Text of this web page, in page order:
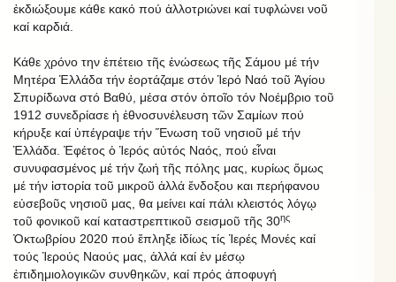
ἐκδιώξουμε κάθε κακό πού ἀλλοτριώνει καί τυφλώνει νοῦ
καί καρδιά.
Κάθε χρόνο την ἐπέτειο τῆς ἑνώσεως τῆς Σάμου μέ τήν
Μητέρα Ἑλλάδα τήν ἑορτάζαμε στόν Ἱερό Ναό τοῦ Ἁγίου
Σπυρίδωνα στό Βαθύ, μέσα στόν ὁποῖο τόν Νοέμβριο τοῦ
1912 συνεδρίασε ἡ ἐθνοσυνέλευση τῶν Σαμίων πού
κήρυξε καί ὑπέγραψε τήν Ἕνωση τοῦ νησιοῦ μέ τήν
Ἑλλάδα. Ἐφέτος ὁ Ἱερός αὐτός Ναός, πού εἶναι
συνυφασμένος μέ τήν ζωή τῆς πόλης μας, κυρίως ὅμως
μέ τήν ἱστορία τοῦ μικροῦ ἀλλά ἔνδοξου και περήφανου
εὐσεβοῦς νησιοῦ μας, θα μείνει καί πάλι κλειστός λόγῳ
τοῦ φονικοῦ καί καταστρεπτικοῦ σεισμοῦ τῆς 30ης
Ὀκτωβρίου 2020 πού ἔπληξε ἰδίως τίς Ἱερές Μονές καί
τούς Ἱερούς Ναούς μας, ἀλλά καί ἐν μέσῳ
ἐπιδημιολογικῶν συνθηκῶν, καί πρός ἀποφυγή